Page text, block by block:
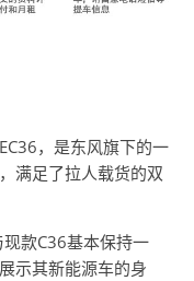
，是东风旗下的一
满足了拉人载货的双
款C36基本保持一
示其新能源车的身